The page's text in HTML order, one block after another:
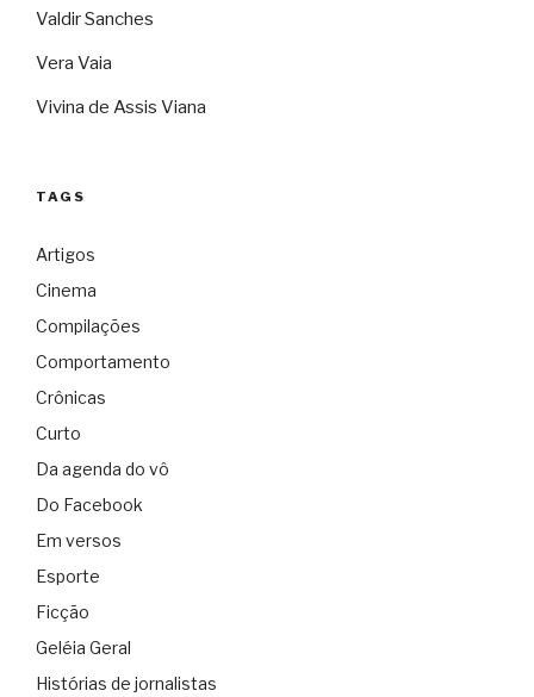
Valdir Sanches
Vera Vaia
Vivina de Assis Viana
TAGS
Artigos
Cinema
Compilações
Comportamento
Crônicas
Curto
Da agenda do vô
Do Facebook
Em versos
Esporte
Ficção
Geléia Geral
Histórias de jornalistas